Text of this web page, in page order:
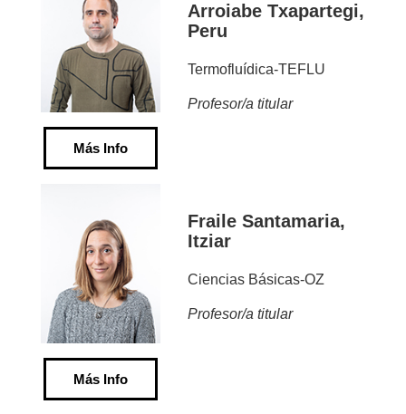
Más Info
Arroiabe Txapartegi,
Peru
Termofluídica-TEFLU
Profesor/a titular
Más Info
Fraile Santamaria,
Itziar
Ciencias Básicas-OZ
Profesor/a titular